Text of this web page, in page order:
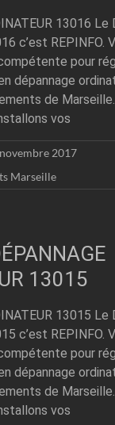
13016 Le
c’est REPINFO.
pour
dépannage
de
vos
2017
Marseille
13015
13015 Le
c’est REPINFO.
pour
dépannage
de
vos